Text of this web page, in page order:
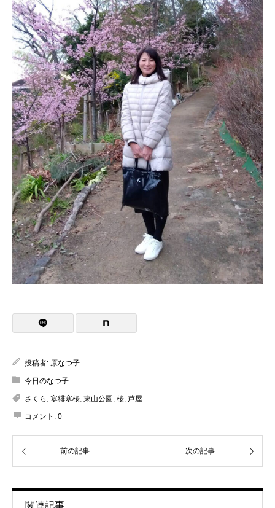
投稿者: 原なつ子
今日のなつ子
さくら , 寒緋寒桜, 東山公園 , 桜, 芦屋
コメント: 0
前の記事 次の記事
関連記事